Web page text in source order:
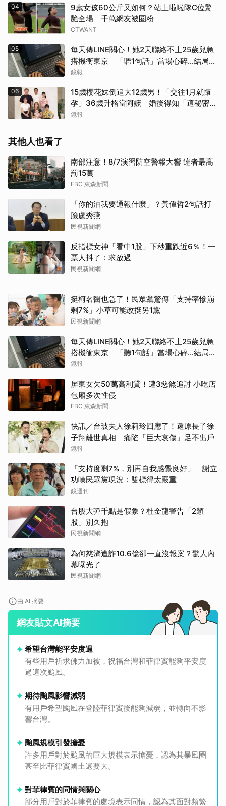
04
9歲女孩60公斤又如何？站上啦啦隊C位驚
艷全場 千萬網友被圈粉
CTWANT
05
每天傳LINE關心！她2天聯絡不上25歲兒急
搭機衝東京 「聽1句話」當場心碎...結局看
哭網
鏡報
06
15歲櫻花妹倒追大12歲男！「交往1月就懷
孕」36歲升格當阿嬤 婚後得知「這秘密」
傻眼了
鏡報
其他人也看了
南部注意！8/7演習防空警報大響 違者最高
罰15萬
EBC 東森新聞
「你的油我要通報什麼」？黃偉哲2句話打
臉盧秀燕
民視新聞網
反指標女神「看中1股」下秒重跌近6％！一
票人抖了：求放過
民視新聞網
挺柯名醫也急了！民眾黨驚傳「支持率慘崩
剩7%」小草可能改挺另1黨
民視新聞網
每天傳LINE關心！她2天聯絡不上25歲兒急
搭機衝東京 「聽1句話」當場心碎...結局看
哭網
鏡報
屏東女欠50萬高利貸！遭3惡煞追討 小吃店
包廂多次性侵
EBC 東森新聞
快訊／台玻夫人徐莉玲回應了！還原長子徐
子翔離世真相 痛陷「巨大哀傷」足不出戶
鏡報
「支持度剩7%，別再自我感覺良好」 謝立
功嘆民眾黨現況：雙標得太嚴重
鏡週刊
台股大彈千點是假象？杜金龍警告「2類
股」別久抱
民視新聞網
為何慈濟遭詐10.6億卻一直沒報案？驚人內
幕曝光了
民視新聞網
由 AI 摘要
網友貼文AI摘要
希望台灣能平安度過
有些用戶祈求佛力加被，祝福台灣和菲律賓能夠平安度
過這次颱風。
期待颱風影響減弱
有用戶希望颱風在登陸菲律賓後能夠減弱，並轉向不影
響台灣。
颱風規模引發擔憂
許多用戶對於颱風的巨大規模表示擔憂，認為其暴風圈
甚至比菲律賓國土還要大。
對菲律賓的同情與關心
部分用戶對於菲律賓的處境表示同情，認為其面對頻繁